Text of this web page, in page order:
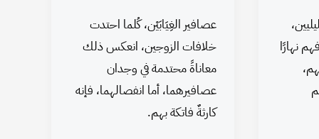
نهارًا
عصافير الغِيَابَيْن، كُلما احتدت
خلافات الزوجين، انعكس ذلك
معاناةً محتدمة في وجدان
عصافيرهما، أما انفصالهما، فإنه
كارثةٌ فاتكة بهم.